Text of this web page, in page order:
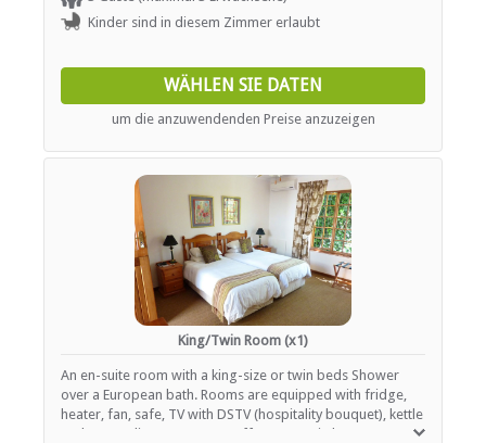
Kinder sind in diesem Zimmer erlaubt
WÄHLEN SIE DATEN
um die anzuwendenden Preise anzuzeigen
King/Twin Room (x1)
An en-suite room with a king-size or twin beds Shower
over a European bath. Rooms are equipped with fridge,
heater, fan, safe, TV with DSTV (hospitality bouquet), kettle
and a complimentary tea / coffee tray. Hairdryers are